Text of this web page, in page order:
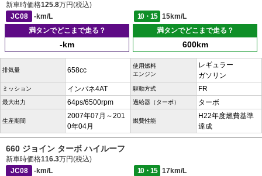
新車時価格125.8万円(税込)
JC08
-km/L 10・15
15km/L
満タンでどこまで走る？
-km
満タンでどこまで走る？
600km
排気量 658cc
使用燃料
エンジン
レギュラー
ガソリン
ミッション インパネ4AT 駆動方式 FR
最大出力 64ps/6500rpm 過給器（ターボ） ターボ
生産期間
2007年07月～201
0年04月
燃費性能
H22年度燃費基準
達成
660 ジョイン ターボ ハイルーフ
新車時価格116.3万円(税込)
JC08
-km/L 10・15
17km/L